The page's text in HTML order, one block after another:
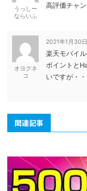
うっしー
ならいふ
高評価チャ
オヨグネ
コ
2021年1月30
楽天モバイ
ポイントと
いですが・・
関連記事